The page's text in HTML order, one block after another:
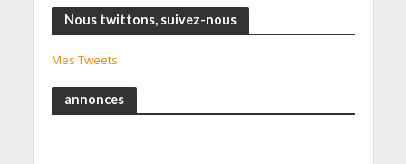
Nous twittons, suivez-nous
Mes Tweets
annonces